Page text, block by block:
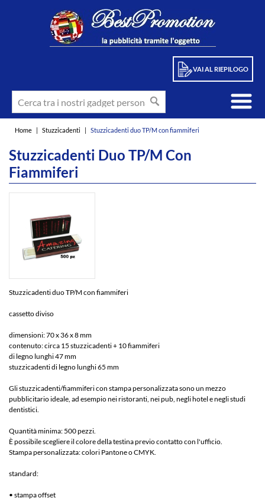
VAI AL RIEPILOGO
Home | Stuzzicadenti | Stuzzicadenti duo TP/M con fiammiferi
Stuzzicadenti Duo TP/M Con
Fiammiferi
Stuzzicadenti duo TP/M con fiammiferi
cassetto diviso
dimensioni: 70 x 36 x 8 mm
contenuto: circa 15 stuzzicadenti + 10 fiammiferi
di legno lunghi 47 mm
stuzzicadenti di legno lunghi 65 mm
Gli stuzzicadenti/fiammiferi con stampa personalizzata sono un mezzo
pubblicitario ideale, ad esempio nei ristoranti, nei pub, negli hotel e negli studi
dentistici.
Quantità minima: 500 pezzi.
È possibile scegliere il colore della testina previo contatto con l'ufficio.
Stampa personalizzata: colori Pantone o CMYK.
standard:
• stampa offset